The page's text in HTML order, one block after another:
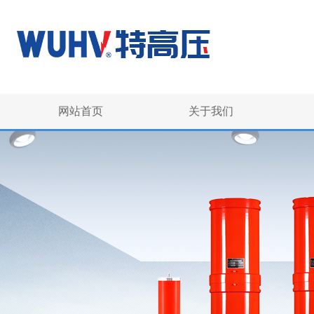
网站首页 关于我们